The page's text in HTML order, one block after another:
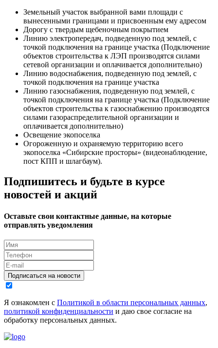
Земельный участок выбранной вами площади с
вынесенными границами и присвоенным ему адресом
Дорогу с твердым щебеночным покрытием
Линию электропередач, подведенную под землей, с
точкой подключения на границе участка (Подключение
объектов строительства к ЛЭП производятся силами
сетевой организации и оплачивается дополнительно)
Линию водоснабжения, подведенную под землей, с
точкой подключения на границе участка
Линию газоснабжения, подведенную под землей, с
точкой подключения на границе участка (Подключение
объектов строительства к газоснабжению производятся
силами газораспределительной организации и
оплачивается дополнительно)
Освещение экопоселка
Огороженную и охраняемую территорию всего
экопоселка «Сибирские просторы» (видеонаблюдение,
пост КПП и шлагбаум).
Подпишитесь и будьте в курсе
новостей и акций
Оставьте свои контактные данные, на которые
отправлять уведомления
Подписаться на новости
Я ознакомлен с Политикой в области персональных данных,
политикой конфиденциальности и даю свое согласие на
обработку персональных данных.